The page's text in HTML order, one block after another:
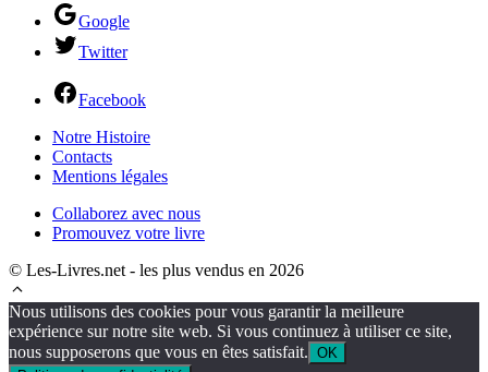
Google
Twitter
Facebook
Notre Histoire
Contacts
Mentions légales
Collaborez avec nous
Promouvez votre livre
© Les-Livres.net - les plus vendus en 2026
Nous utilisons des cookies pour vous garantir la meilleure
expérience sur notre site web. Si vous continuez à utiliser ce site,
nous supposerons que vous en êtes satisfait. OK